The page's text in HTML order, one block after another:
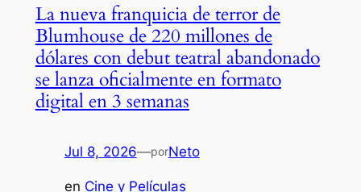
La nueva franquicia de terror de
Blumhouse de 220 millones de
dólares con debut teatral abandonado
se lanza oficialmente en formato
digital en 3 semanas
Jul 8, 2026—porNeto
en Cine y Películas